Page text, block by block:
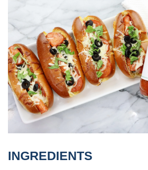
INGREDIENTS